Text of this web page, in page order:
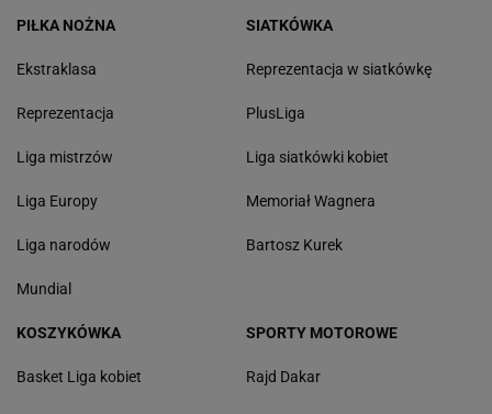
PIŁKA NOŻNA
Ekstraklasa
Reprezentacja
Liga mistrzów
Liga Europy
Liga narodów
Mundial
SIATKÓWKA
Reprezentacja w siatkówkę
PlusLiga
Liga siatkówki kobiet
Memoriał Wagnera
Bartosz Kurek
KOSZYKÓWKA
Basket Liga kobiet
SPORTY MOTOROWE
Rajd Dakar